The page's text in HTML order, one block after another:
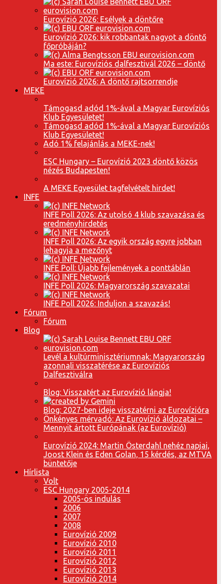
Eurovízió 2026: Esélyek a döntőre
Eurovízió 2026: kik robbantak nagyot a döntő
főpróbáján?
Ma este: Eurovíziós dalfesztivál 2026 – döntő
Eurovízió 2026: A döntő rajtsorrendje
MEKE
Támogasd adód 1%-ával a Magyar Eurovíziós
Klub Egyesületet!
Támogasd adód 1%-ával a Magyar Eurovíziós
Klub Egyesületet!
Adó 1% felajánlás a MEKE-nek!
ESC Hungary – Eurovízió 2023 döntő közös
nézés Budapesten!
A MEKE Egyesület tagfelvételt hirdet!
INFE
INFE Poll 2026: Az utolsó 4 klub szavazása és
eredményhirdetés
INFE Poll 2026: Az egyik ország egyre jobban
lehagyja a mezőnyt
INFE Poll: Újabb fejlemények a ponttáblán
INFE Poll 2026: Magyarország szavazatai
INFE Poll 2026: Induljon a szavazás!
Fórum
Fórum
Blog
Levél a kultúrminisztériumnak: Magyarország
azonnali visszatérése az Eurovíziós
Dalfesztiválra
Blog: Visszatért az Eurovízió lángja!
Blog: 2027-ben ideje visszatérni az Eurovízióra
Önkényes mérvadó: Az Eurovízió áldozatai –
Mennyit ártott Európának (az Eurovízió)
Eurovízió 2024: Martin Österdahl nehéz napjai,
Joost Klein és Eden Golan, 15 kérdés, az MTVA
büntetője
Hírlista
Volt
ESC Hungary 2005-2014
2005-ös indulás
2006
2007
2008
Eurovízió 2009
Eurovízió 2010
Eurovízió 2011
Eurovízió 2012
Eurovízió 2013
Eurovízió 2014